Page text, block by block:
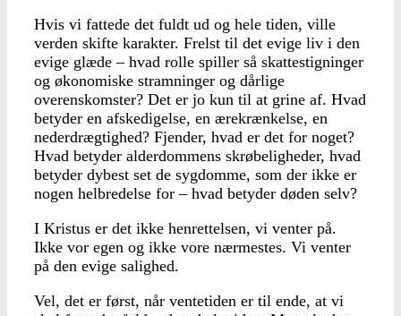
Hvis vi fattede det fuldt ud og hele tiden, ville
verden skifte karakter. Frelst til det evige liv i den
evige glæde – hvad rolle spiller så skattestigninger
og økonomiske stramninger og dårlige
overenskomster? Det er jo kun til at grine af. Hvad
betyder en afskedigelse, en ærekrænkelse, en
nederdrægtighed? Fjender, hvad er det for noget?
Hvad betyder alderdommens skrøbeligheder, hvad
betyder dybest set de sygdomme, som der ikke er
nogen helbredelse for – hvad betyder døden selv?
I Kristus er det ikke henrettelsen, vi venter på.
Ikke vor egen og ikke vore nærmestes. Vi venter
på den evige salighed.
Vel, det er først, når ventetiden er til ende, at vi